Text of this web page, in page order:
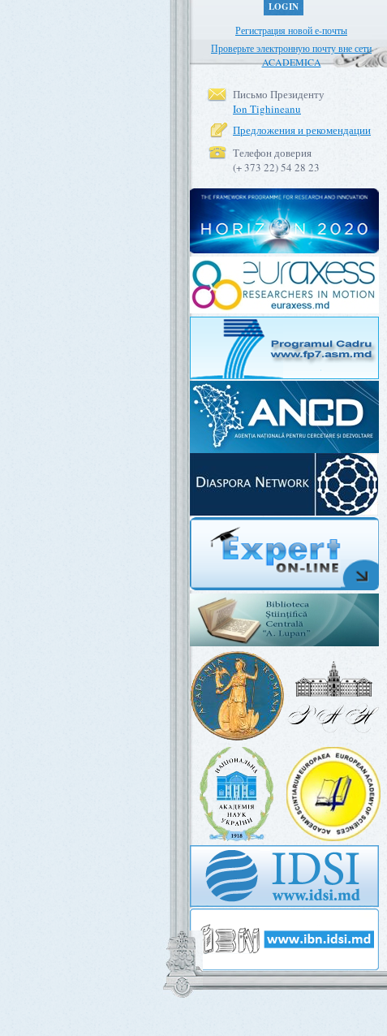
LOGIN
Регистрация новой е-почты
Проверьте электронную почту вне сети
ACADEMICA
Письмо Президенту
Ion Tighineanu
Предложения и рекомендации
Телефон доверия
(+ 373 22) 54 28 23